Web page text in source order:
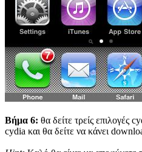
Βήμα 6: θα δείτε τρείς επιλογές
cydia και θα δείτε να κάνει